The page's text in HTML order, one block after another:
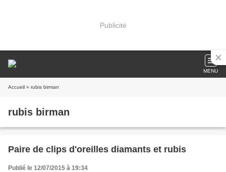
Publicité
MENU
Accueil » rubis birman
rubis birman
Paire de clips d'oreilles diamants et rubis
Publié le 12/07/2015 à 19:34